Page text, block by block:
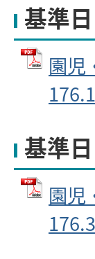
基準
園児
基準
園児